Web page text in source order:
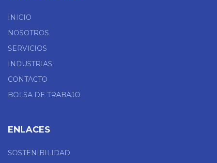
INICIO
NOSOTROS
SERVICIOS
INDUSTRIAS
CONTACTO
BOLSA DE TRABAJO
ENLACES
SOSTENIBILIDAD